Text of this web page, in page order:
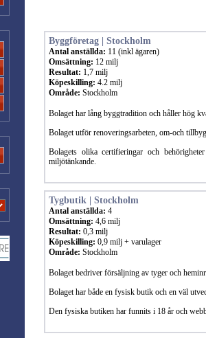
Byggföretag | Stockholm
Antal anställda: 11 (inkl ägaren)
Omsättning: 12 milj
Resultat: 1,7 milj
Köpeskilling: 4.2 milj
Område: Stockholm
Bolaget har lång byggtradition och håller hög
Bolaget utför renoveringsarbeten, om-och
Bolagets olika certifieringar och
miljötänkande.
Tygbutik | Stockholm
Antal anställda: 4
Omsättning: 4,6 milj
Resultat: 0,3 milj
Köpeskilling: 0,9 milj + varulager
Område: Stockholm
Bolaget bedriver försäljning av tyger och
Bolaget har både en fysisk butik och en väl
Den fysiska butiken har funnits i 18 år och